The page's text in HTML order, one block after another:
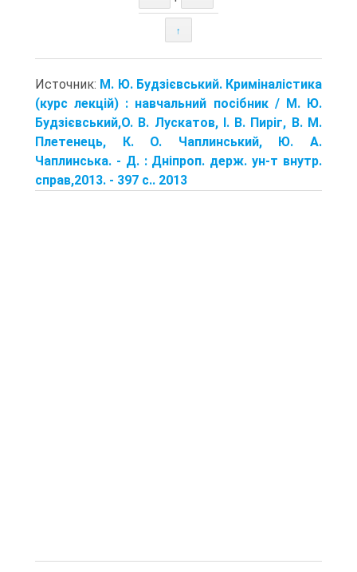
↑
Источник: М. Ю. Будзієвський. Криміналістика
(курс лекцій) : навчальний посібник / М. Ю.
Будзієвський,О. В. Лускатов, І. В. Пиріг, В. М.
Плетенець, К. О. Чаплинський, Ю. А.
Чаплинська. - Д. : Дніпроп. держ. ун-т внутр.
справ,2013. - 397 с.. 2013